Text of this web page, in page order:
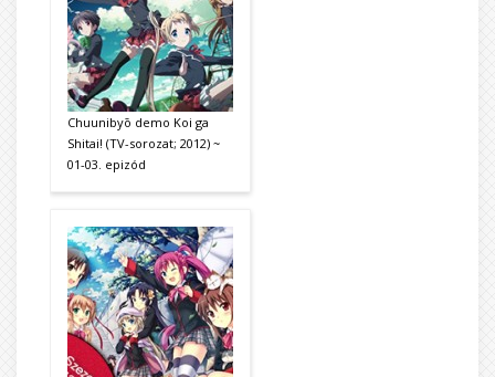
Chuunibyō demo Koi ga
Shitai! (TV-sorozat; 2012) ~
01-03. epizód